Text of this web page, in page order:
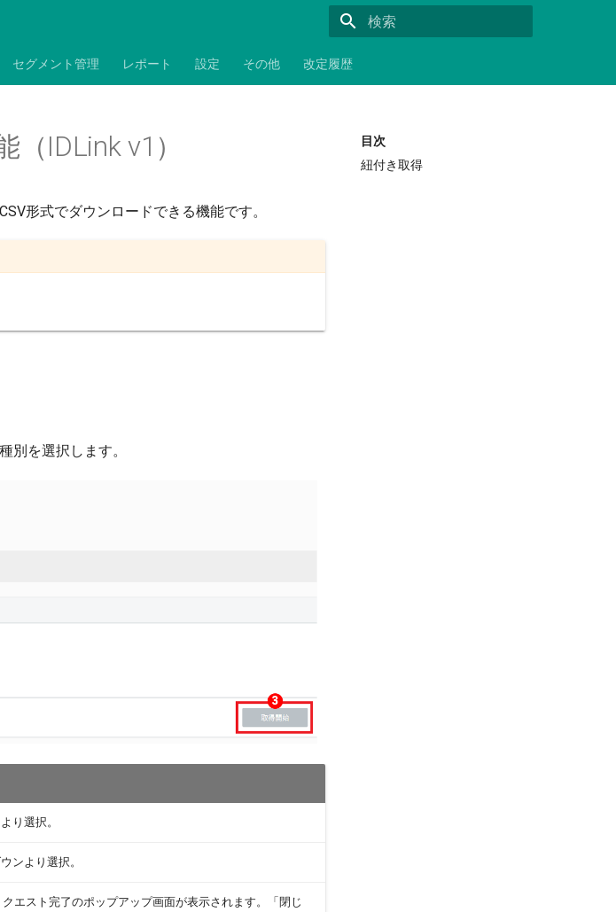
セグメント管理 レポート 設定 その他 改定履歴
目次
紐付き取得
IDLink v1）
形式でダウンロードできる機能です。
別を選択します。
り選択。
ンより選択。
エスト完了のポップアップ画面が表示されます。「閉じ